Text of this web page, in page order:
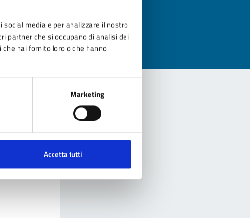
media e per analizzare il nostro
partner che si occupano di analisi dei
hai fornito loro o che hanno
Marketing
Accetta tutti